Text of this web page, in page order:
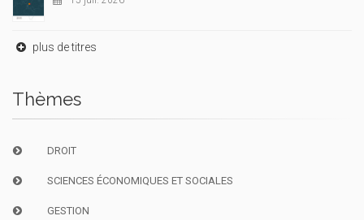
plus de titres
Thèmes
DROIT
SCIENCES ÉCONOMIQUES ET SOCIALES
GESTION